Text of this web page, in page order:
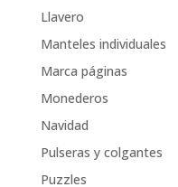
Llavero
Manteles individuales
Marca páginas
Monederos
Navidad
Pulseras y colgantes
Puzzles